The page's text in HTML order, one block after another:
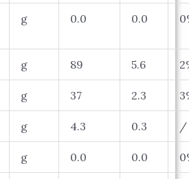
g 0.0 0.0
g 89 5.6
g 37 2.3
g 4.3 0.3 /
g 0.0 0.0